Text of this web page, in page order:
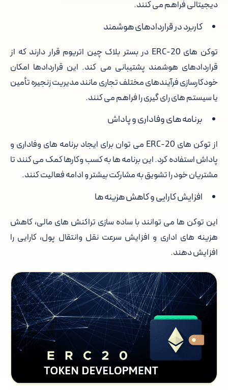
دیجیتالی فراهم می کنند.
کاربرد در قراردادهای هوشمند
توکن های ERC-20 در بستر بلاک چین اتریوم قرار دارند که از
قراردادهای هوشمند پشتیبانی می کند. این قراردادها امکان
خودکارسازی فرآیندهای مختلف تجاری مانند مدیریت زنجیره تأمین
یا سیستم های رای گیری را فراهم می کنند.
برنامه های وفاداری و پاداش
از توکن های ERC-20 می توان برای ایجاد برنامه های وفاداری و
پاداش استفاده کرد. این برنامه ها به کسب وکارها کمک می کنند تا
مشتریان خود را تشویق به مشارکت بیشتر و ادامه فعالیت کنند.
افزایش کارایی و کاهش هزینه ها
این توکن ها می توانند با ساده سازی تراکنش های مالی، کاهش
هزینه های اداری و افزایش سرعت نقل وانتقال پول، کارایی را
افزایش دهند.